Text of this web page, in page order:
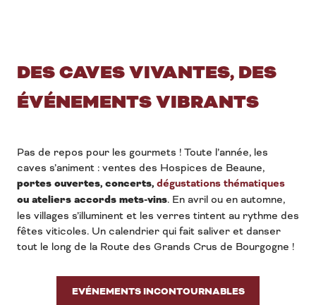
DES CAVES VIVANTES, DES
ÉVÉNEMENTS VIBRANTS
Pas de repos pour les gourmets ! Toute l’année, les
caves s’animent : ventes des Hospices de Beaune,
portes ouvertes, concerts, dégustations thématiques
ou ateliers accords mets-vins. En avril ou en automne,
les villages s’illuminent et les verres tintent au rythme des
fêtes viticoles. Un calendrier qui fait saliver et danser
tout le long de la Route des Grands Crus de Bourgogne !
EVÉNEMENTS INCONTOURNABLES